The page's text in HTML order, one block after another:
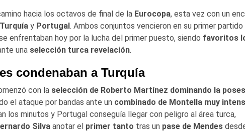
hacia los octavos de final de la Eurocopa, esta vez con un
Turquíay Portugal. Ambos conjuntos vencieron en su primer
enfrentaban hoy por la lucha del primer puesto, siendo favoritos
una selección turca revelación.
condenaban a Turquía
con la selección de Roberto Martínez dominando la
el ataque por bandas ante un combinado de Montella muy
los minutos y Portugal conseguía llegar con peligro al área turca,
Silvaanotar el primer tanto tras un pase de Mendes